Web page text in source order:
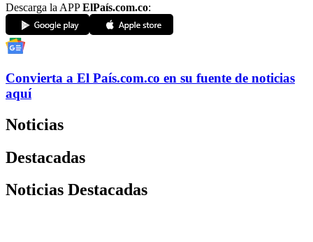
Descarga la APPElPaís.com.co:
Convierta a El País.com.co en su fuente de noticias
aquí
Noticias
Destacadas
Noticias Destacadas